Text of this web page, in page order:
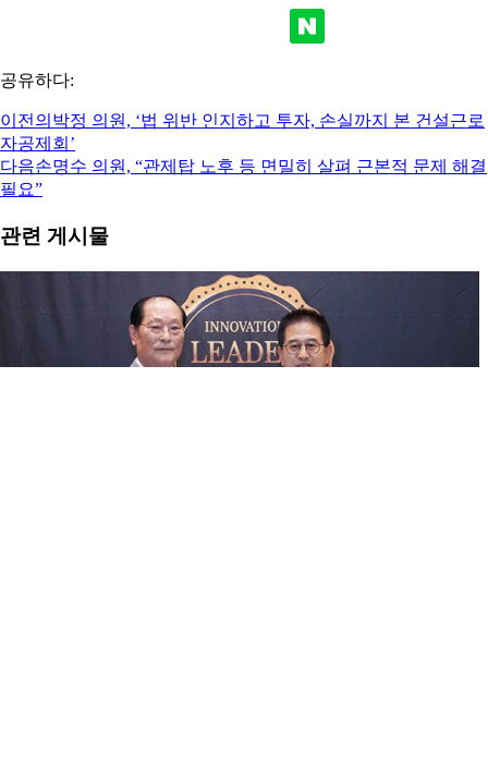
공유하다:
이전의 박정 의원, ‘법 위반 인지하고 투자, 손실까지 본 건설근로
자공제회’
다음손명수 의원, “관제탑 노후 등 면밀히 살펴 근본적 문제 해결
필요”
관련 게시물